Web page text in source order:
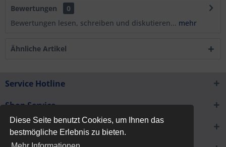
Diese Seite benutzt Cookies, um Ihnen das
bestmögliche Erlebnis zu bieten.
Bewertungen
0
Bewertungen lesen, schreiben und diskutieren... mehr
Ähnliche Artikel
Service Hotline
Shop Service
Informationen